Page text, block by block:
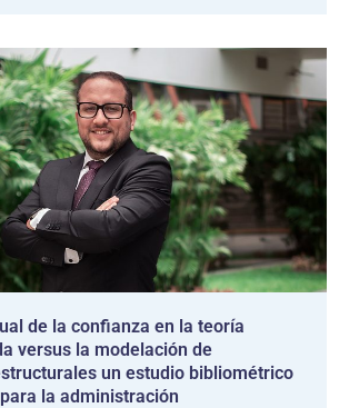
de la confianza en la teoría
versus la modelación de
un estudio bibliométrico
la administración